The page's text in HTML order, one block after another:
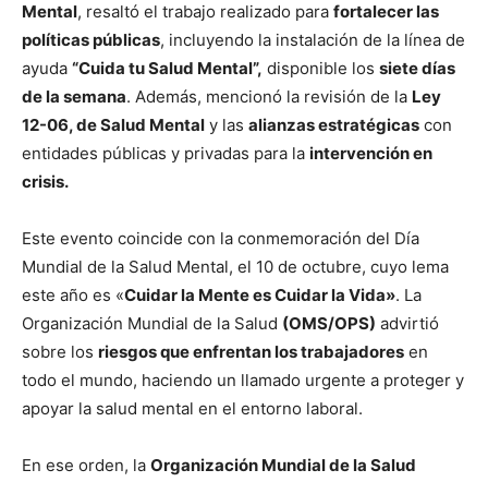
Mental, resaltó el trabajo realizado para fortalecer las
políticas públicas, incluyendo la instalación de la línea de
ayuda “Cuida tu Salud Mental”, disponible los siete días
de la semana. Además, mencionó la revisión de la Ley
12-06, de Salud Mental y las alianzas estratégicas con
entidades públicas y privadas para la intervención en
crisis.
Este evento coincide con la conmemoración del Día
Mundial de la Salud Mental, el 10 de octubre, cuyo lema
este año es «Cuidar la Mente es Cuidar la Vida». La
Organización Mundial de la Salud (OMS/OPS) advirtió
sobre los riesgos que enfrentan los trabajadores en
todo el mundo, haciendo un llamado urgente a proteger y
apoyar la salud mental en el entorno laboral.
En ese orden, la Organización Mundial de la Salud